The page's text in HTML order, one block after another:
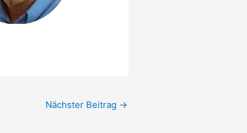
Nächster Beitrag →